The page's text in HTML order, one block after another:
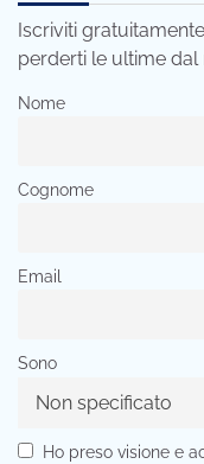
Iscriviti
perderti le ultime dal
Nome
Cognome
Email
Sono
Ho preso visione e